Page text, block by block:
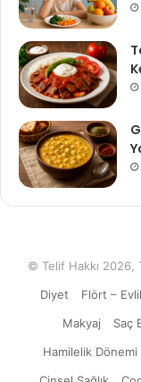
© Telif Hakkı 2026,
Diyet
Flört –
Makyaj
Saç
Hamilelik Dönemi